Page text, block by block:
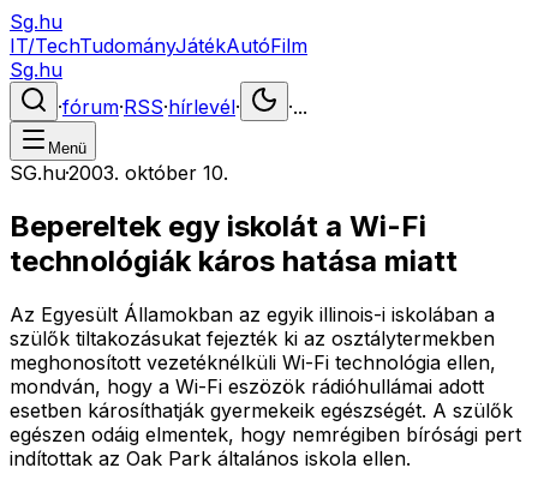
Sg.hu
IT/TechTudományJátékAutóFilm
Sg.hu
·fórum·RSS·hírlevél· ·...
Menü
SG.hu·2003. október 10.
Bepereltek egy iskolát a Wi-Fi
technológiák káros hatása miatt
Az Egyesült Államokban az egyik illinois-i iskolában a
szülők tiltakozásukat fejezték ki az osztálytermekben
meghonosított vezetéknélküli Wi-Fi technológia ellen,
mondván, hogy a Wi-Fi eszözök rádióhullámai adott
esetben károsíthatják gyermekeik egészségét. A szülők
egészen odáig elmentek, hogy nemrégiben bírósági pert
indítottak az Oak Park általános iskola ellen.